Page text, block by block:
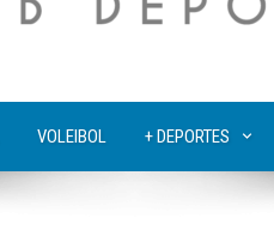
VOLEIBOL + DEPORTES